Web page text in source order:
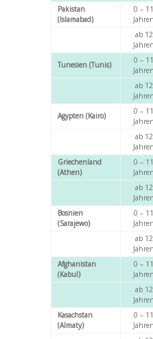
Pakistan
(Islamabad)
0 – 11
Jahren
ab 12
Jahren
Tunesien (Tunis)
0 – 11
Jahren
ab 12
Jahren
Agypten (Kairo)
0 – 11
Jahren
ab 12
Jahren
Griechenland
(Athen)
0 – 11
Jahren
ab 12
Jahren
Bosnien
(Sarajewo)
0 – 11
Jahren
ab 12
Jahren
Afghanistan
(Kabul)
0 – 11
Jahren
ab 12
Jahren
Kasachstan
(Almaty)
0 – 11
Jahren